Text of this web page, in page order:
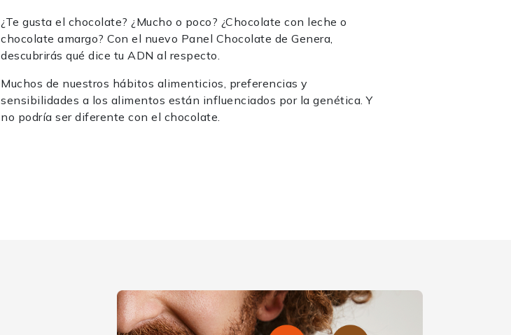
¿Te gusta el chocolate? ¿Mucho o poco? ¿Chocolate con leche o
chocolate amargo? Con el nuevo Panel Chocolate de Genera,
descubrirás qué dice tu ADN al respecto.
Muchos de nuestros hábitos alimenticios, preferencias y
sensibilidades a los alimentos están influenciados por la genética. Y
no podría ser diferente con el chocolate.